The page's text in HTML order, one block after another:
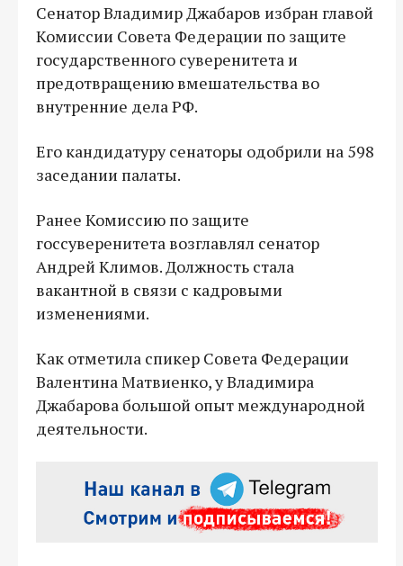
Сенатор Владимир Джабаров избран главой
Комиссии Совета Федерации по защите
государственного суверенитета и
предотвращению вмешательства во
внутренние дела РФ.
Его кандидатуру сенаторы одобрили на 598
заседании палаты.
Ранее Комиссию по защите
госсуверенитета возглавлял сенатор
Андрей Климов. Должность стала
вакантной в связи с кадровыми
изменениями.
Как отметила спикер Совета Федерации
Валентина Матвиенко, у Владимира
Джабарова большой опыт международной
деятельности.